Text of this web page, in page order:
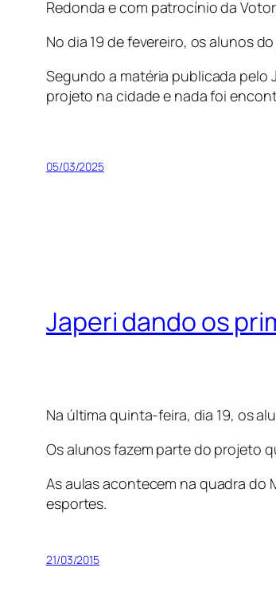
Redonda e com patrocínio da
No dia 19 de fevereiro, os alunos
Segundo a matéria publicada pelo
projeto na cidade e nada foi
05/03/2025
Japeri dando os
Na última quinta-feira, dia 19, os
Os alunos fazem parte do projeto
As aulas acontecem na quadra do
esportes.
21/03/2015